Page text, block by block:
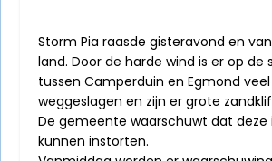
Storm Pia raasde gisteravond en
land. Door de harde wind is er op de
tussen Camperduin en Egmond
weggeslagen en zijn er grote
De gemeente waarschuwt dat deze
kunnen instorten.